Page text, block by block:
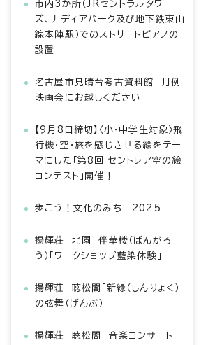
市内3か所（JRセントラルタワー
ズ、ナディアパーク及び地下鉄東山
線本陣駅）でのストリートピアノの
設置
名古屋市見晴台考古資料館 月例
映画会にお越しください
【9月8日締切】〈小・中学生対象〉飛
行機・空・旅を感じさせる絵をテー
マにした「第8回 セントレア空の絵
コンテスト」開催！
歩こう！文化のみち 2025
揚輝荘 北園 伴華楼（ばんがろ
う）「ワークショップ藍染体験」
揚輝荘 聴松閣「新緑（しんりょく）
の弦舞（げんぶ）」
揚輝荘 聴松閣 音楽コンサート